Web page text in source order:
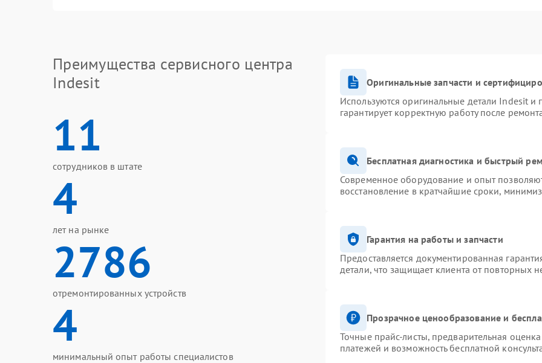
Преимущества сервисного центра
Indesit
11
сотрудников в штате
4
лет на рынке
2786
отремонтированных устройств
4
минимальный опыт работы специалистов
Оригинальные запчасти и
Используются оригинальные детали Indesit
гарантирует корректную работу после
Бесплатная диагностика и быстрый
Современное оборудование и опыт
восстановление в кратчайшие сроки,
Гарантия на работы и запчасти
Предоставляется документированная
детали, что защищает клиента от повторных
Прозрачное ценообразование и
Точные прайс-листы, предварительная
платежей и возможность бесплатной